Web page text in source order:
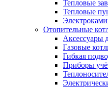
Тепловые
Тепловые
Отопительные
Аксессуары
Газовые
Гибкая
Приборы